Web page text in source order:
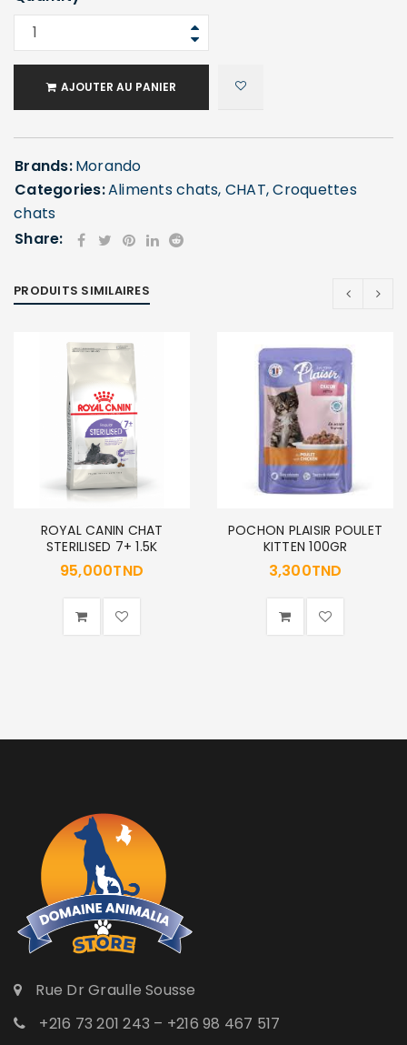
de passe*
AJOUTER AU PANIER
Brands:Morando
Categories:Aliments chats, CHAT,Croquettes
chats
Share:
PRODUITS SIMILAIRES
ROYAL CANIN CHAT
STERILISED 7+ 1.5K
95,000TND
POCHON PLAISIR POULET
KITTEN 100GR
3,300TND
Rue Dr Graulle Sousse
+216 73 201 243 – +216 98 467 517